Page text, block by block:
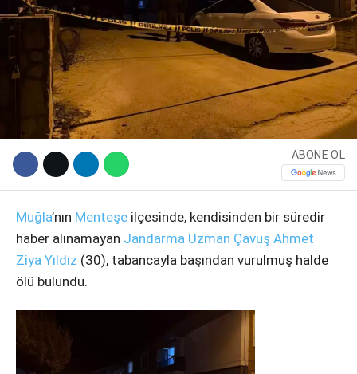
WhatsApp İhbar Hattı
Instagram
ABONE OL
Muğla’nın Menteşe ilçesinde, kendisinden bir süredir
haber alınamayan Jandarma Uzman Çavuş Ahmet
Ziya Yıldız (30), tabancayla başından vurulmuş halde
ölü bulundu.